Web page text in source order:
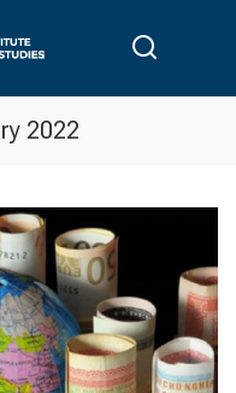
2022